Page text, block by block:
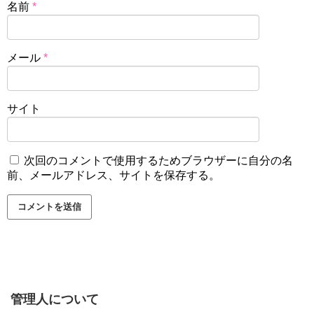
名前 *
メール *
サイト
次回のコメントで使用するためブラウザーに自分の名
前、メールアドレス、サイトを保存する。
管理人について